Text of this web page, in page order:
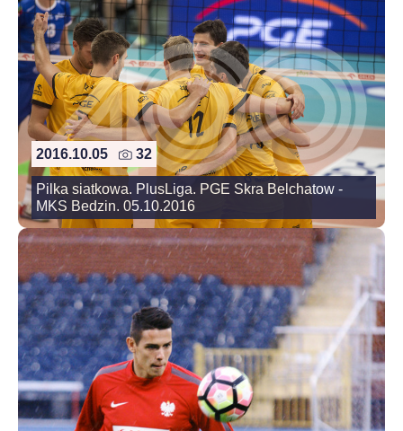
2016.10.05 32
Pilka siatkowa. PlusLiga. PGE Skra Belchatow -
MKS Bedzin. 05.10.2016